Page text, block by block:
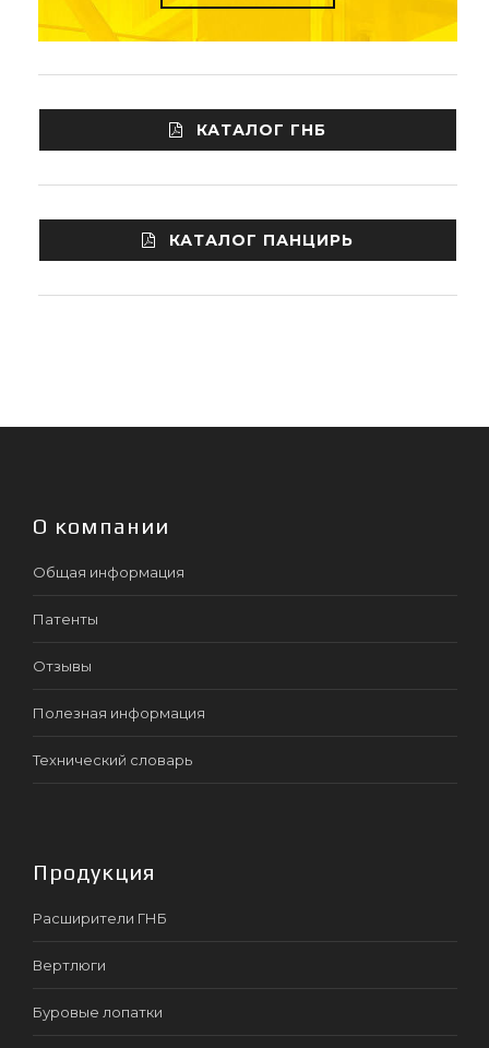
КАТАЛОГ ГНБ
КАТАЛОГ ПАНЦИРЬ
О компании
Общая информация
Патенты
Отзывы
Полезная информация
Технический словарь
Продукция
Расширители ГНБ
Вертлюги
Буровые лопатки